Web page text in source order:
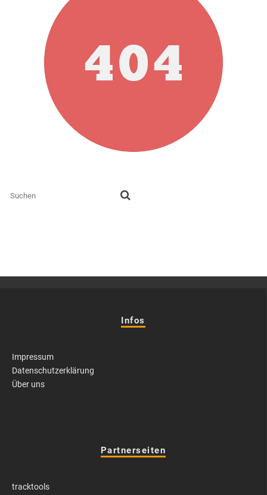
Infos
Impressum
Datenschutzerklärung
Über uns
Partnerseiten
tracktools